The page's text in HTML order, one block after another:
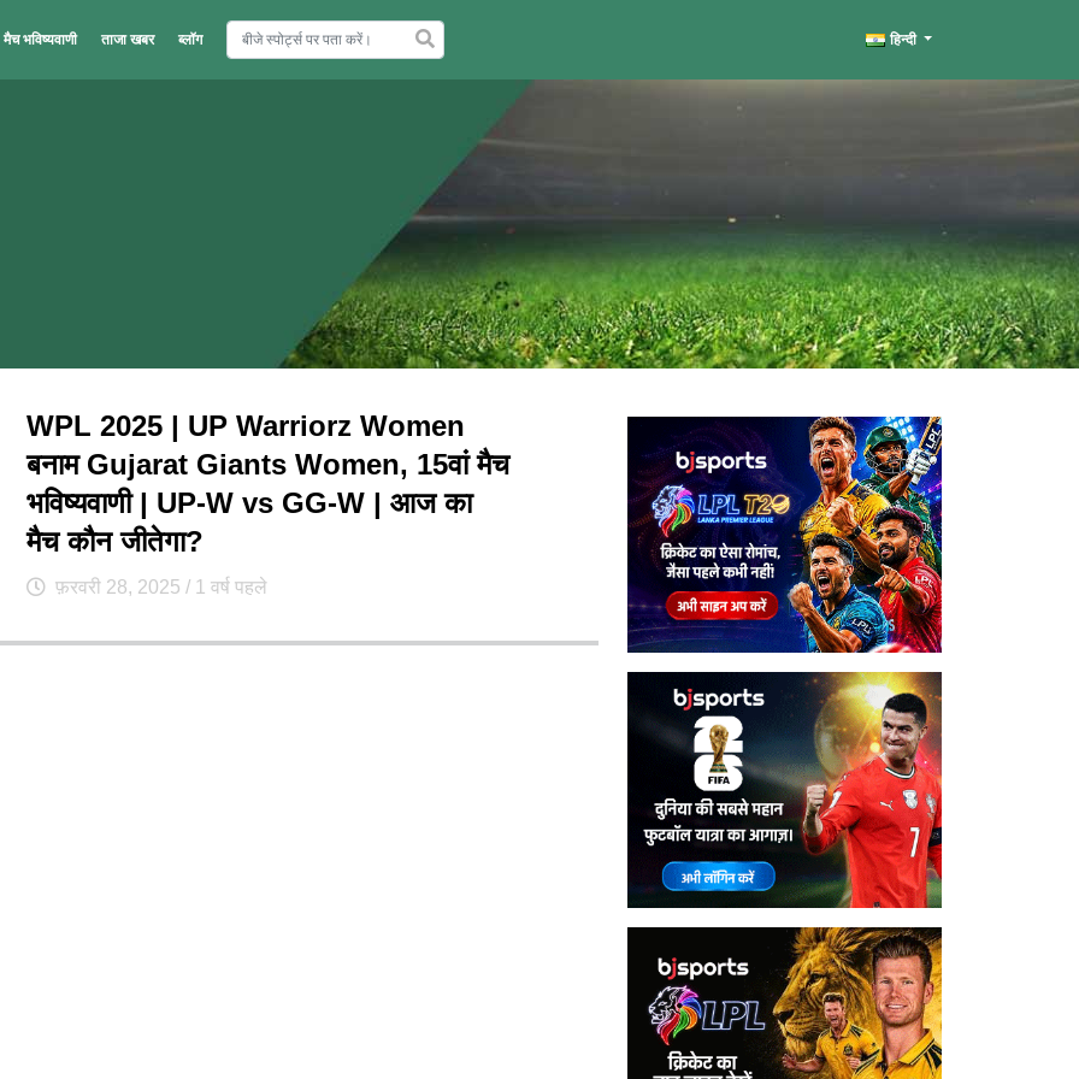
मैच भविष्यवाणी ताजा खबर ब्लॉग हिन्दी
WPL 2025 | UP Warriorz Women
बनाम Gujarat Giants Women, 15वां मैच
भविष्यवाणी | UP-W vs GG-W | आज का
मैच कौन जीतेगा?
फ़रवरी 28, 2025 / 1 वर्ष पहले